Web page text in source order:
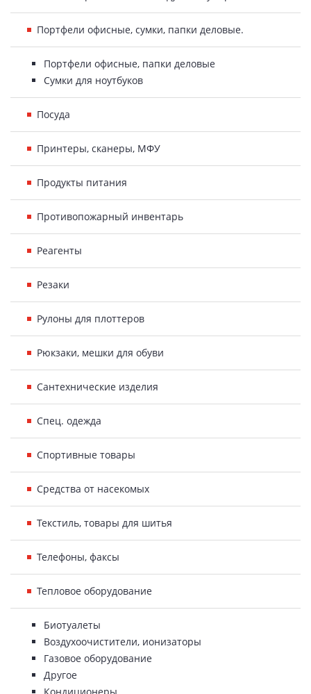
Портфели офисные, сумки, папки деловые.
Портфели офисные, папки деловые
Сумки для ноутбуков
Посуда
Принтеры, сканеры, МФУ
Продукты питания
Противопожарный инвентарь
Реагенты
Резаки
Рулоны для плоттеров
Рюкзаки, мешки для обуви
Сантехнические изделия
Спец. одежда
Спортивные товары
Средства от насекомых
Текстиль, товары для шитья
Телефоны, факсы
Тепловое оборудование
Биотуалеты
Воздухоочистители, ионизаторы
Газовое оборудование
Другое